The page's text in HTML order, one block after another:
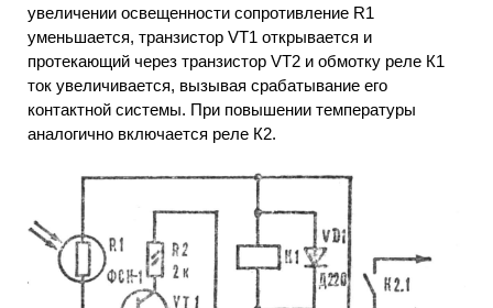
увеличении освещенности сопротивление R1
уменьшается, транзистор VT1 открывается и
протекающий через транзистор VT2 и обмотку реле К1
ток увеличивается, вызывая срабатывание его
контактной системы. При повышении температуры
аналогично включается реле К2.